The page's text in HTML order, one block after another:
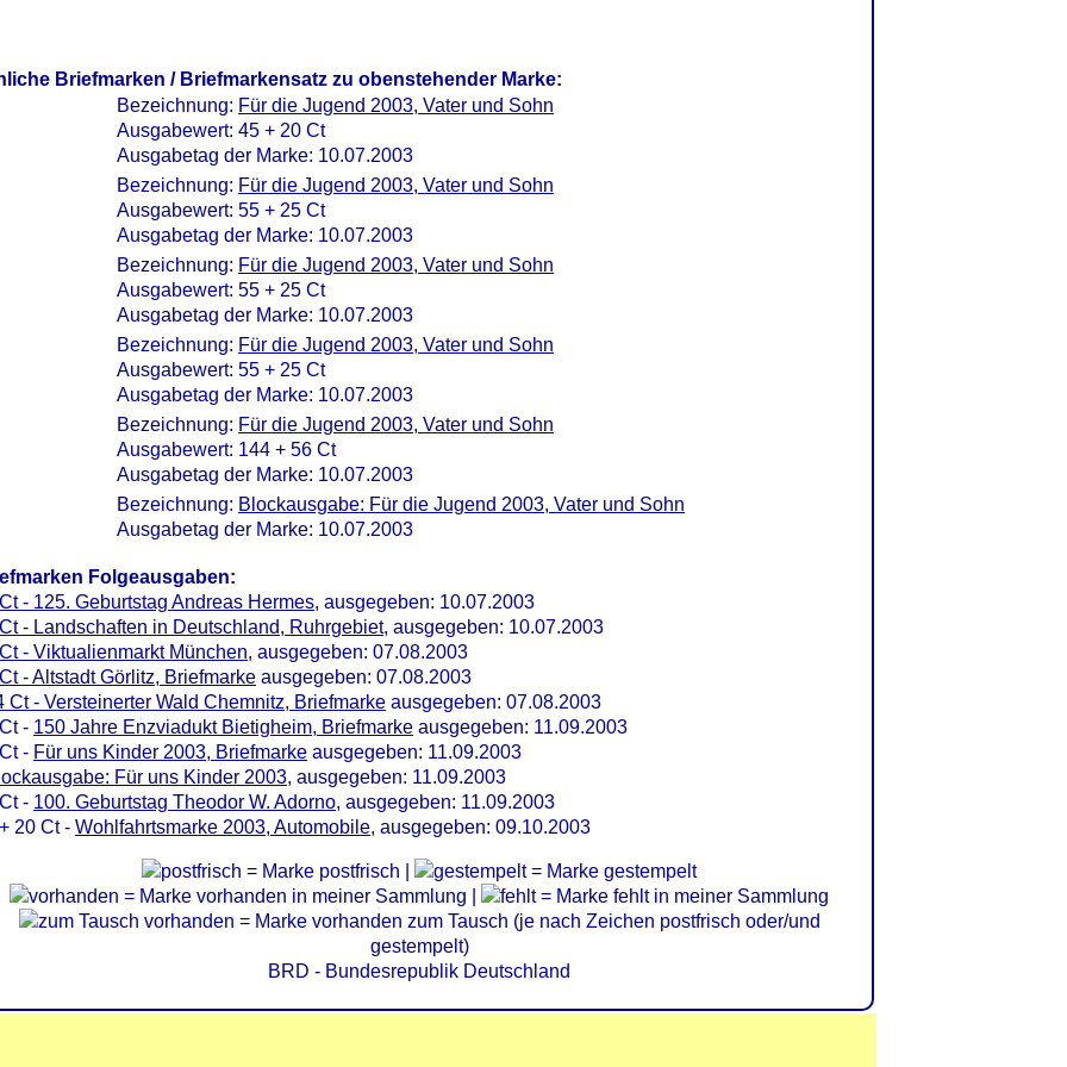
Briefmarken / Briefmarkensatz zu obenstehender Marke:
Bezeichnung: Für die Jugend 2003, Vater und Sohn
Ausgabewert: 45 + 20 Ct
Ausgabetag der Marke: 10.07.2003
Bezeichnung: Für die Jugend 2003, Vater und Sohn
Ausgabewert: 55 + 25 Ct
Ausgabetag der Marke: 10.07.2003
Bezeichnung: Für die Jugend 2003, Vater und Sohn
Ausgabewert: 55 + 25 Ct
Ausgabetag der Marke: 10.07.2003
Bezeichnung: Für die Jugend 2003, Vater und Sohn
Ausgabewert: 55 + 25 Ct
Ausgabetag der Marke: 10.07.2003
Bezeichnung: Für die Jugend 2003, Vater und Sohn
Ausgabewert: 144 + 56 Ct
Ausgabetag der Marke: 10.07.2003
Bezeichnung: Blockausgabe: Für die Jugend 2003, Vater und Sohn
Ausgabetag der Marke: 10.07.2003
Folgeausgaben:
- 125. Geburtstag Andreas Hermes, ausgegeben: 10.07.2003
- Landschaften in Deutschland, Ruhrgebiet, ausgegeben: 10.07.2003
- Viktualienmarkt München, ausgegeben: 07.08.2003
- Altstadt Görlitz, Briefmarke ausgegeben: 07.08.2003
Ct - Versteinerter Wald Chemnitz, Briefmarke ausgegeben: 07.08.2003
- 150 Jahre Enzviadukt Bietigheim, Briefmarke ausgegeben: 11.09.2003
- Für uns Kinder 2003, Briefmarke ausgegeben: 11.09.2003
Für uns Kinder 2003, ausgegeben: 11.09.2003
- 100. Geburtstag Theodor W. Adorno, ausgegeben: 11.09.2003
20 Ct - Wohlfahrtsmarke 2003, Automobile, ausgegeben: 09.10.2003
= Marke postfrisch |
= Marke gestempelt
= Marke vorhanden in meiner Sammlung |
= Marke fehlt in meiner Sammlung
= Marke vorhanden zum Tausch (je nach Zeichen postfrisch oder/und
gestempelt)
BRD - Bundesrepublik Deutschland